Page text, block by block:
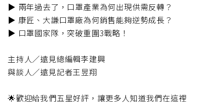
▶️ 兩年過去了，口罩產業為何出現供需反轉？
️▶️ 康匠、大謙口罩廠為何銷售能夠逆勢成長？
▶️ 口罩國家隊，突破重圍3戰略！
主持人／遠見總編輯李建興
與談人／遠見記者王昱翔
🌟歡迎給我們五星好評，讓更多人知道我們在這裡